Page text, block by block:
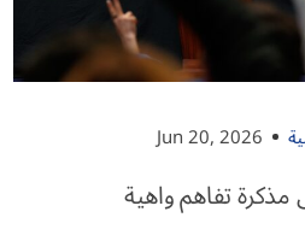
Jun 20, 2026
تفاهم واهية